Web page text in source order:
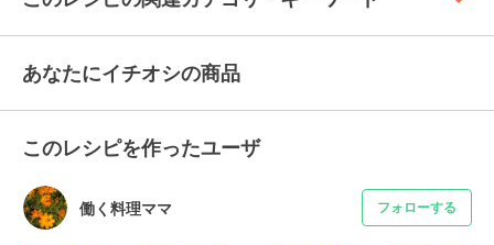
あなたにイチオシの商品
このレシピを作ったユーザ
働く料理ママ フォローする